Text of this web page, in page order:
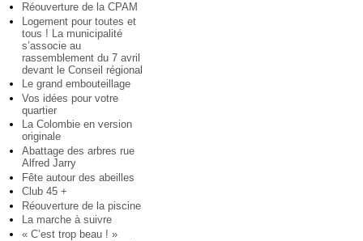
Réouverture de la CPAM
Logement pour toutes et
tous ! La municipalité
s’associe au
rassemblement du 7 avril
devant le Conseil régional
Le grand embouteillage
Vos idées pour votre
quartier
La Colombie en version
originale
Abattage des arbres rue
Alfred Jarry
Fête autour des abeilles
Club 45 +
Réouverture de la piscine
La marche à suivre
« C’est trop beau ! »